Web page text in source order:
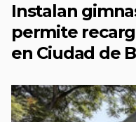
Instalan
permite
en Ciudad de